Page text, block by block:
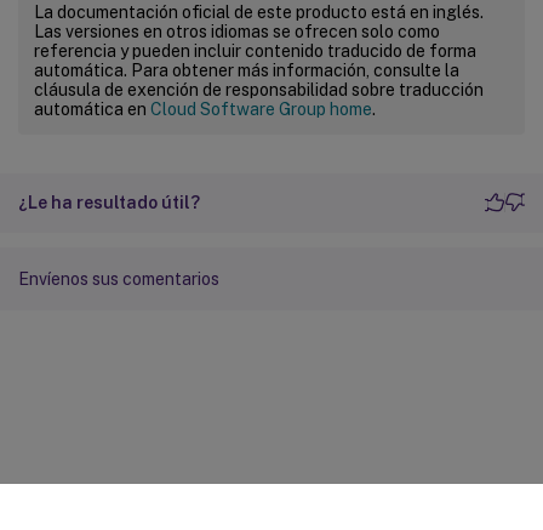
La documentación oficial de este producto está en inglés.
Las versiones en otros idiomas se ofrecen solo como
referencia y pueden incluir contenido traducido de forma
automática. Para obtener más información, consulte la
cláusula de exención de responsabilidad sobre traducción
automática en Cloud Software Group home.
¿Le ha resultado útil?
Envíenos sus comentarios